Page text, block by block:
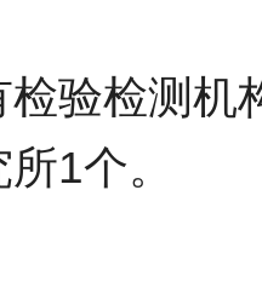
验检测机
1个。